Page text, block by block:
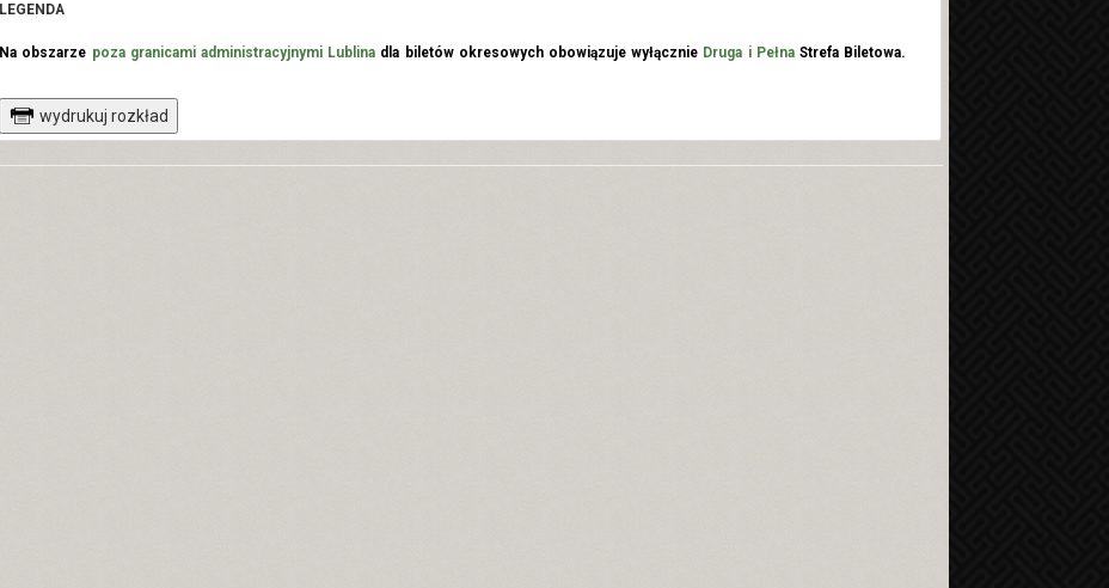
LEGENDA
Na obszarze poza granicami administracyjnymi Lublina dla biletów okresowych obowiązuje wyłącznie Druga i PełnaStrefa Biletowa.
wydrukuj rozkład